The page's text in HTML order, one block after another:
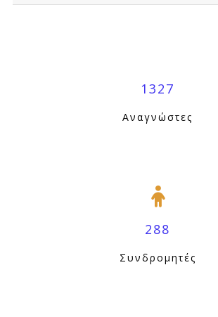
1327
Αναγνώστες
288
Συνδρομητές